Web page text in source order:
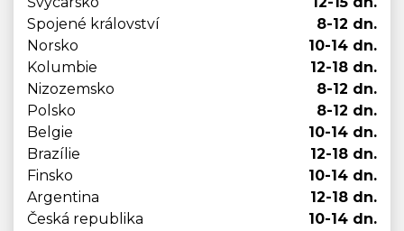
Spojené království
8-12 dn.
Norsko
10-14 dn.
Kolumbie
12-18 dn.
Nizozemsko
8-12 dn.
Polsko
8-12 dn.
Belgie
10-14 dn.
Brazílie
12-18 dn.
Finsko
10-14 dn.
Argentina
12-18 dn.
Česká republika
10-14 dn.